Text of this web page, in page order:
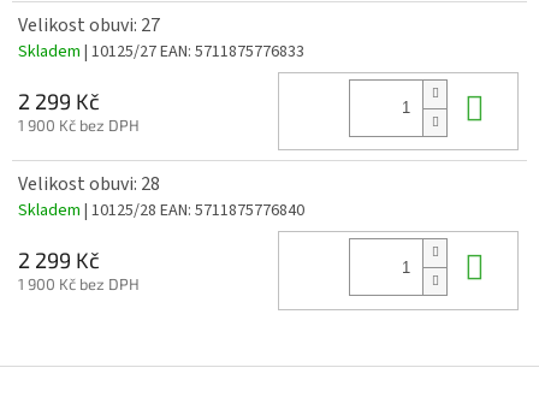
Velikost obuvi: 27
Skladem | 10125/27EAN: 5711875776833
2 299 Kč
1 900 Kč bez DPH
Velikost obuvi: 28
Skladem | 10125/28 EAN: 5711875776840
2 299 Kč
1 900 Kč bez DPH